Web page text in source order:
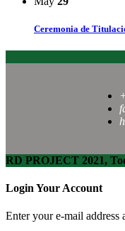
Ceremonia de
RD PROJECT 2021,
Login Your Account
Enter your e-mail address